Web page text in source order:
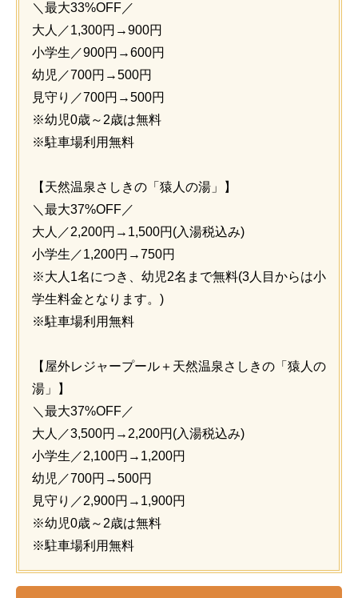
＼最大33%OFF／
大人／1,300円→900円
小学生／900円→600円
幼児／700円→500円
見守り／700円→500円
※幼児0歳～2歳は無料
※駐車場利用無料
【天然温泉さしきの「猿人の湯」】
＼最大37%OFF／
大人／2,200円→1,500円(入湯税込み)
小学生／1,200円→750円
※大人1名につき、幼児2名まで無料(3人目からは小
学生料金となります。)
※駐車場利用無料
【屋外レジャープール＋天然温泉さしきの「猿人の
湯」】
＼最大37%OFF／
大人／3,500円→2,200円(入湯税込み)
小学生／2,100円→1,200円
幼児／700円→500円
見守り／2,900円→1,900円
※幼児0歳～2歳は無料
※駐車場利用無料